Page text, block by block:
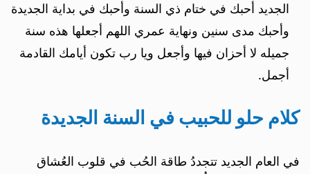
الجديد أحبك في ختام ذي السنة وأحبك في بداية الجديدة
وأحبك مدى سنين ونهاية عمري اللهم أجعلها هذه سنة
جميله لا أحزان فيها وأجعل ويا رب تكون أيامك القادمة
أجمل.
كلام حلو للحبيب في السنة الجديدة
في العام الجديد تتجددُ طاقة الحُب في قلوب العُشاق